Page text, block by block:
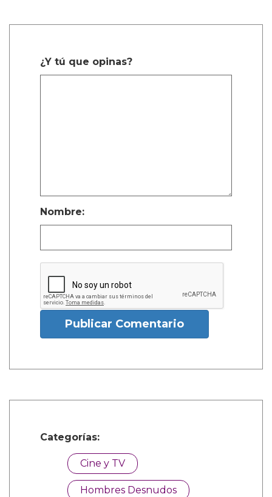
¿Y tú que opinas?
Nombre:
Publicar Comentario
Categorías:
Cine y TV
Hombres Desnudos